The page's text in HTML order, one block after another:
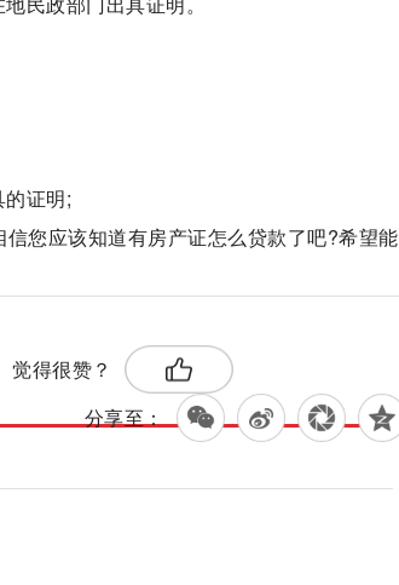
证明;
您应该知道有房产证怎么贷款了吧?希望能
觉得很赞？
分享至：